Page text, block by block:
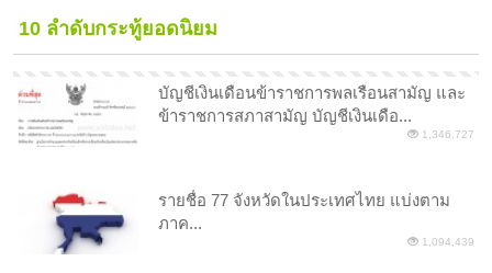
10 ลำดับกระทู้ยอดนิยม
บัญชีเงินเดือนข้าราชการพลเรือนสามัญ และ
ข้าราชการสภาสามัญ บัญชีเงินเดือ...
1,346,727
รายชื่อ 77 จังหวัดในประเทศไทย แบ่งตาม
ภาค...
1,094,439